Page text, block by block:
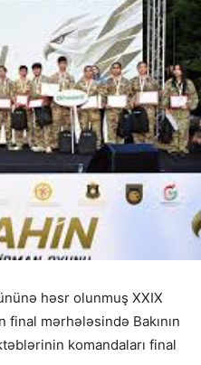
həsr olunmuş XXIX
final mərhələsində Bakının
komandaları final